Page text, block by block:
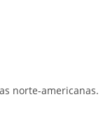
norte-americanas.